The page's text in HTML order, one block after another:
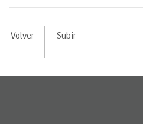
Volver Subir